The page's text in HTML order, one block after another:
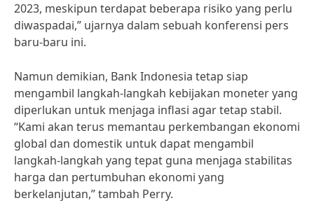
2023, meskipun terdapat beberapa risiko yang perlu
diwaspadai,” ujarnya dalam sebuah konferensi pers
baru-baru ini.
Namun demikian, Bank Indonesia tetap siap
mengambil langkah-langkah kebijakan moneter yang
diperlukan untuk menjaga inflasi agar tetap stabil.
“Kami akan terus memantau perkembangan ekonomi
global dan domestik untuk dapat mengambil
langkah-langkah yang tepat guna menjaga stabilitas
harga dan pertumbuhan ekonomi yang
berkelanjutan,” tambah Perry.